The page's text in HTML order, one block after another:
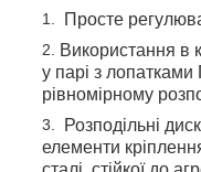
Просте
Використання в
у парі з
рівномірному
Розподільні
елементи